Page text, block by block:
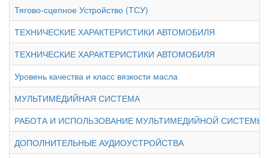
Тягово-сцепное Устройство (ТСУ)
ТЕХНИЧЕСКИЕ ХАРАКТЕРИСТИКИ АВТОМОБИЛЯ
ТЕХНИЧЕСКИЕ ХАРАКТЕРИСТИКИ АВТОМОБИЛЯ
Уровень качества и класс вязкости масла
МУЛЬТИМЕДИЙНАЯ СИСТЕМА
РАБОТА И ИСПОЛЬЗОВАНИЕ МУЛЬТИМЕДИЙНОЙ СИСТЕМЫ
ДОПОЛНИТЕЛЬНЫЕ АУДИОУСТРОЙСТВА